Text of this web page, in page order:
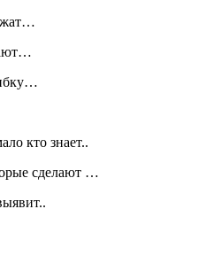
кто знает..
сделают …